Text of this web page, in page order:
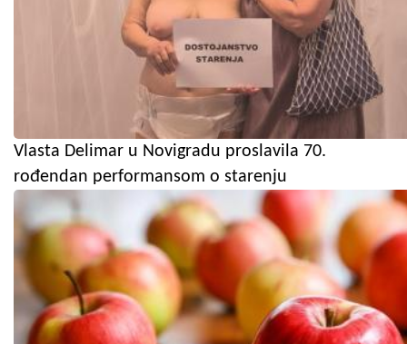
Vlasta Delimar u Novigradu proslavila 70.
rođendan performansom o starenju